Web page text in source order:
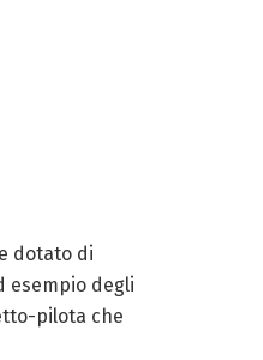
dotato di
esempio degli
pilota che